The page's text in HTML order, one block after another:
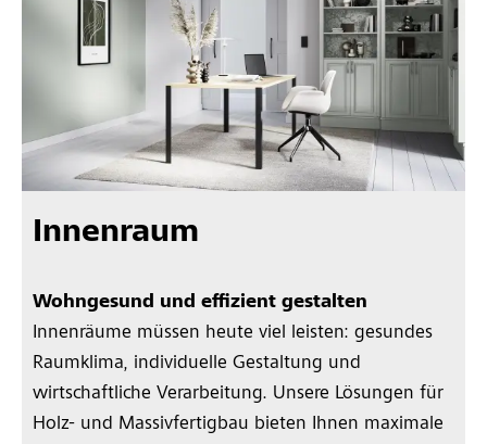
Innenraum
Wohngesund und effizient gestalten
Innenräume müssen heute viel leisten: gesundes
Raumklima, individuelle Gestaltung und
wirtschaftliche Verarbeitung. Unsere Lösungen für
Holz- und Massivfertigbau bieten Ihnen maximale